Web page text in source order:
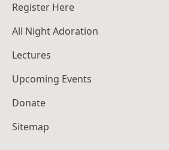
Register Here
All Night Adoration
Lectures
Upcoming Events
Donate
Sitemap